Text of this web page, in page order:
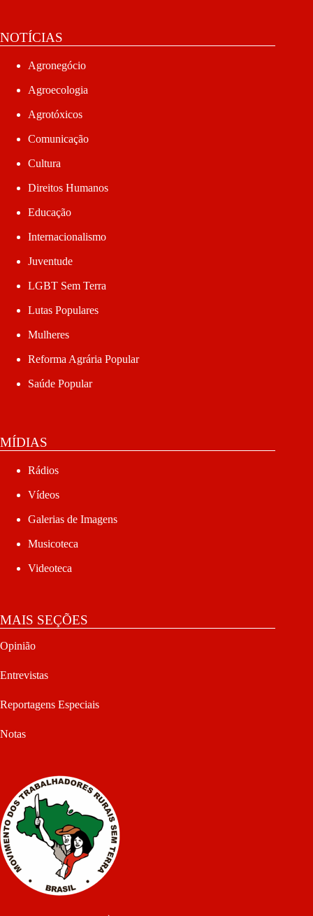
NOTÍCIAS
Agronegócio
Agroecologia
Agrotóxicos
Comunicação
Cultura
Direitos Humanos
Educação
Internacionalismo
Juventude
LGBT Sem Terra
Lutas Populares
Mulheres
Reforma Agrária Popular
Saúde Popular
MÍDIAS
Rádios
Vídeos
Galerias de Imagens
Musicoteca
Videoteca
MAIS SEÇÕES
Opinião
Entrevistas
Reportagens Especiais
Notas